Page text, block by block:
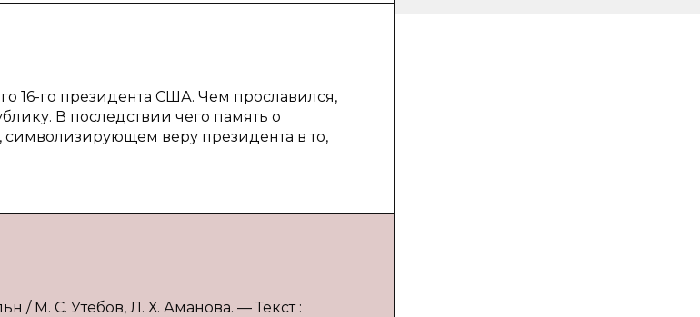
16-го президента США. Чем прославился,
В последствии чего память о
веру президента в то,
/ М. С. Утебов, Л. Х. Аманова. — Текст :